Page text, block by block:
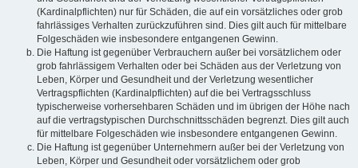
(Kardinalpflichten) nur für Schäden, die auf ein vorsätzliches oder grob
fahrlässiges Verhalten zurückzuführen sind. Dies gilt auch für mittelbare
Folgeschäden wie insbesondere entgangenen Gewinn.
Die Haftung ist gegenüber Verbrauchern außer bei vorsätzlichem oder
grob fahrlässigem Verhalten oder bei Schäden aus der Verletzung von
Leben, Körper und Gesundheit und der Verletzung wesentlicher
Vertragspflichten (Kardinalpflichten) auf die bei Vertragsschluss
typischerweise vorhersehbaren Schäden und im übrigen der Höhe nach
auf die vertragstypischen Durchschnittsschäden begrenzt. Dies gilt auch
für mittelbare Folgeschäden wie insbesondere entgangenen Gewinn.
Die Haftung ist gegenüber Unternehmern außer bei der Verletzung von
Leben, Körper und Gesundheit oder vorsätzlichem oder grob